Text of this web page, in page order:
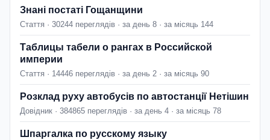
Знані постаті Гощанщини
Стаття · 30244 переглядів · за день 8 · за місяць 144
Таблицы табели о рангах в Российской
империи
Стаття · 14446 переглядів · за день 2 · за місяць 90
Розклад руху автобусів по автостанції Нетішин
Довідник · 384865 переглядів · за день 4 · за місяць 78
Шпаргалка по русскому языку